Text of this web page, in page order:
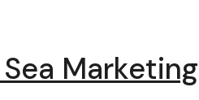
Marketing